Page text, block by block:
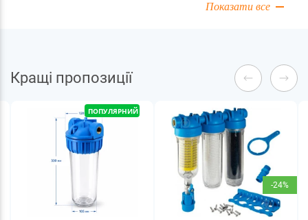
Показати все
Кращі пропозиції
ПОПУЛЯРНИЙ
-24%